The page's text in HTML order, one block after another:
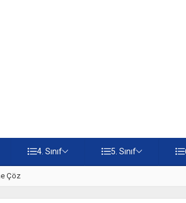
4. Sınıf 5. Sınıf
Çöz